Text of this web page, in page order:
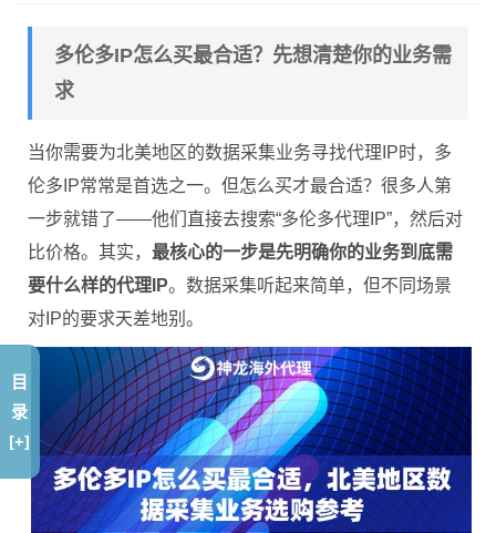
多伦多IP怎么买最合适？先想清楚你的业务需
求
当你需要为北美地区的数据采集业务寻找代理IP时，多
伦多IP常常是首选之一。但怎么买才最合适？很多人第
一步就错了——他们直接去搜索“多伦多代理IP”，然后对
比价格。其实， 最核心的一步是先明确你的业务到底需
要什么样的代理IP。数据采集听起来简单，但不同场景
对IP的要求天差地别。
目
录
[+]